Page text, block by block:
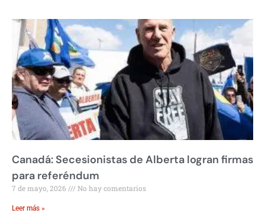
Canadá: Secesionistas de Alberta logran firmas
para referéndum
7 de mayo, 2026 No hay comentarios
Leer más »